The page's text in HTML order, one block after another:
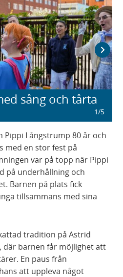
sång och tårta
1/5
Pippi Långstrump 80 år och
med en stor fest på
var på topp när Pippi
på underhållning och
Barnen på plats fick
tillsammans med sina
tradition på Astrid
där barnen får möjlighet att
En paus från
att uppleva något